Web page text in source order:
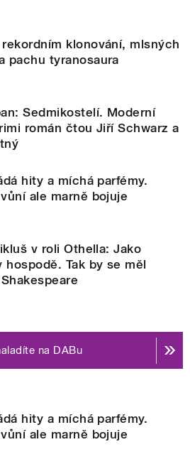
klonování, mlsných
pachu tyranosaura
Sedmikostelí. Moderní
román čtou Jiří Schwarz a
hity a míchá parfémy.
ale marně bojuje
v roli Othella: Jako
hospodě. Tak by se měl
na DABu
hity a míchá parfémy.
ale marně bojuje